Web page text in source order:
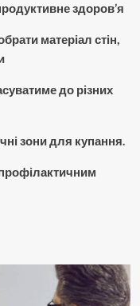
здоров’я
матеріал стін,
до різних
зони для купання.
профілактичним